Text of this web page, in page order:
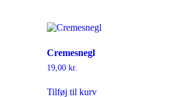
Cremesnegl
19,00 kr.
Tilføj til kurv